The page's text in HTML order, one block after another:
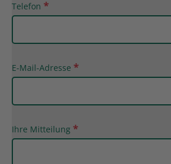
Telefon
E-Mail-Adresse
Ihre Mitteilung